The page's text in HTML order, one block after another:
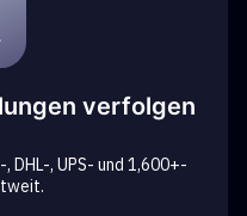
verfolgen
DHL-, UPS- und 1,600+-